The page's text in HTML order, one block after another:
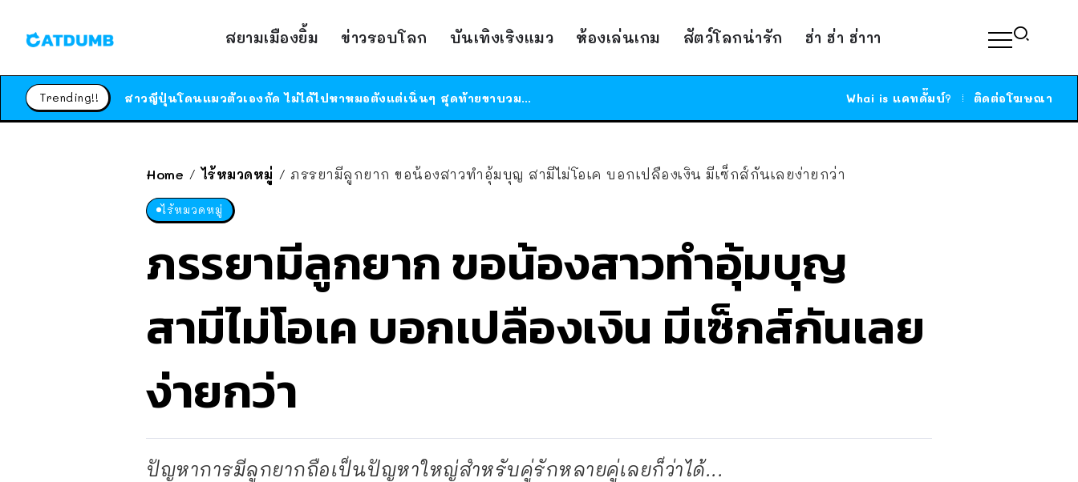
สยามเมืองยิ้ม ข่าวรอบโลก บันเทิงเริงแมว ห้องเล่นเกม สัตว์โลกน่ารัก ฮ่า ฮ่า ฮ่าาา
Trending!!
ร้านอาหารในนิวยอร์กประกาศปิดตัวลง หลังอยู่มานานกว่า 45 ปี ติดป้ายขอบคุณลูกค้าทุกคน แถมสูตรทำไวท์ซอสให้แบบจัดเต็ม
ได้เวลาเด็กหนวดรวมตัว RF Online Next เปิดให้เล่นแล้ว เกม Sci-Fi MMORPG ระดับตำนาน เล่นได้ทั้งมือถือและ PC Whai is แคทดั๊มบ์? ติดต่อโฆษณา
Home / ไร้หมวดหมู่ / ภรรยามีลูกยาก ขอน้องสาวทำอุ้มบุญ สามีไม่โอเค บอกเปลืองเงิน มีเซ็กส์กันเลยง่ายกว่า
ไร้หมวดหมู่
ภรรยามีลูกยาก ขอน้องสาวทำอุ้มบุญ
สามีไม่โอเค บอกเปลืองเงิน มีเซ็กส์กันเลย
ง่ายกว่า
ปัญหาการมีลูกยากถือเป็นปัญหาใหญ่สำหรับคู่รักหลายคู่เลยก็ว่าได้...